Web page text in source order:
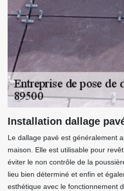
Installation dallage
Le dallage pavé est généralement
maison. Elle est utilisable pour
éviter le non contrôle de la
lieu bien déterminé et enfin et
esthétique avec le fonctionnement